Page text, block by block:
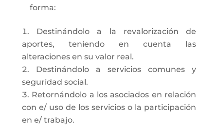
forma:
Destinándolo a la revalorización de
aportes, teniendo en cuenta las
alteraciones en su valor real.
Destinándolo a servicios comunes y
seguridad social.
Retornándolo a los asociados en relación
con e/ uso de los servicios o la participación
en e/ trabajo.